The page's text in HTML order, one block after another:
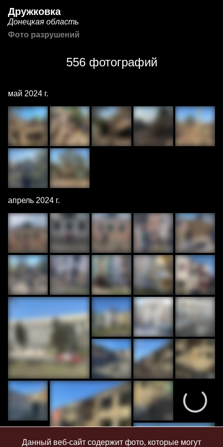
Дружковка
Донецкая область
Фото разрушений
556 фотографий
май 2024 г.
апрель 2024 г.
Данный веб-сайт содержит фото, которые могут